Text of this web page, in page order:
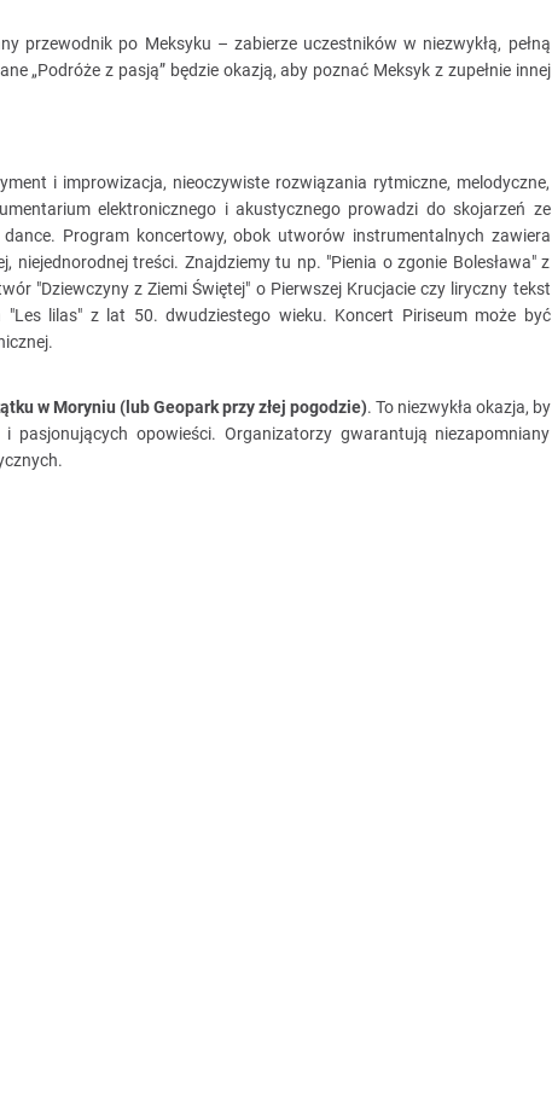
przewodnik po Meksyku – zabierze uczestników w niezwykłą, pełną
„Podróże z pasją” będzie okazją, aby poznać Meksyk z zupełnie innej
i improwizacja, nieoczywiste rozwiązania rytmiczne, melodyczne,
elektronicznego i akustycznego prowadzi do skojarzeń ze
Program koncertowy, obok utworów instrumentalnych zawiera
niejednorodnej treści. Znajdziemy tu np. "Pienia o zgonie Bolesława" z
"Dziewczyny z Ziemi Świętej" o Pierwszej Krucjacie czy liryczny tekst
"Les lilas" z lat 50. dwudziestego wieku. Koncert Piriseum może być
w Moryniu (lub Geopark przy złej pogodzie). To niezwykła okazja, by
pasjonujących opowieści. Organizatorzy gwarantują niezapomniany